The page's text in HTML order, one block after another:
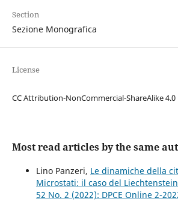
Section
Sezione Monografica
License
CC Attribution-NonCommercial-ShareAlike 4.0
Most read articles by the same
Lino Panzeri, Le dinamiche della
Microstati: il caso del Liechtenstein
52 No. 2 (2022): DPCE Online 2-